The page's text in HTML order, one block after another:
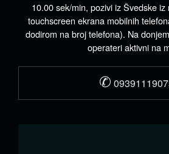
10.00 sek/min, pozivi iz Švedske
touchscreen ekrana mobilnih
dodirom na broj telefona). Na
operateri aktivni na
✆